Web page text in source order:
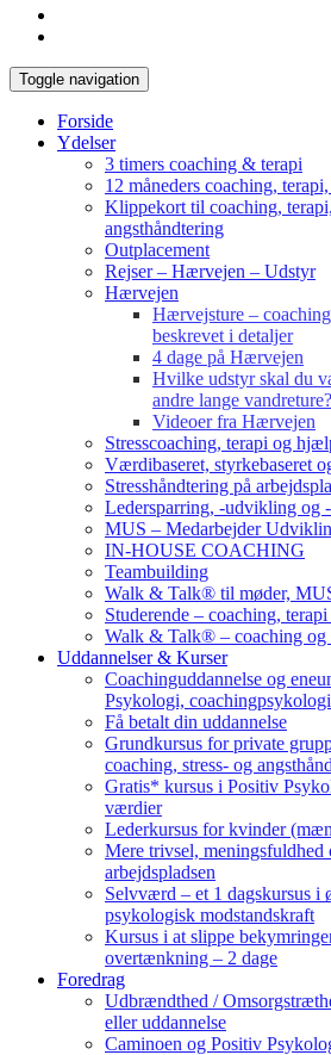
Toggle navigation
Forside
Ydelser
3 timers coaching & terapi
12 måneders coaching,
Klippekort til coaching,
angsthåndtering
Outplacement
Rejser – Hærvejen – Udstyr
Hærvejen
Hærvejsture –
beskrevet i detaljer
4 dage på Hærvejen
Hvilke udstyr skal du
andre lange
Videoer fra Hærvejen
Stresscoaching, terapi og
Værdibaseret, styrkebaseret
Stresshåndtering på
Ledersparring, -udvikling og
MUS – Medarbejder
IN-HOUSE COACHING
Teambuilding
Walk & Talk® til møder,
Studerende – coaching,
Walk & Talk® – coaching og
Uddannelser & Kurser
Coachinguddannelse og
Psykologi,
Få betalt din uddannelse
Grundkursus for private
coaching, stress- og
Gratis* kursus i Positiv
værdier
Lederkursus for kvinder
Mere trivsel, meningsfuldhed
arbejdspladsen
Selvværd – et 1 dagskursus i
psykologisk modstandskraft
Kursus i at slippe
overtænkning – 2 dage
Foredrag
Udbrændthed /
eller uddannelse
Caminoen og Positiv